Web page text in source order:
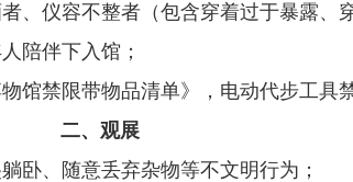
、仪容不整者（包含穿着过于暴露、
陪伴下入馆；
馆禁限带物品清单》，电动代步工具
二、观展
卧、随意丢弃杂物等不文明行为；